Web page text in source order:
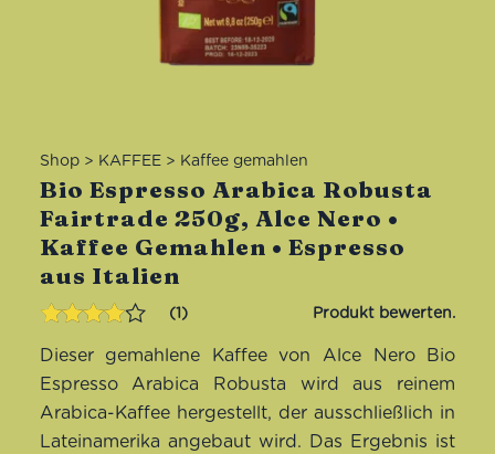
Shop> KAFFEE> Kaffee gemahlen
Bio Espresso Arabica Robusta
Fairtrade 250g, Alce Nero •
Kaffee Gemahlen • Espresso
aus Italien
mit4.00
von 5,
basierend
auf
Kundenbewertung
1
Dieser gemahlene Kaffee von Alce Nero Bio
Espresso Arabica Robusta wird aus reinem
Arabica-Kaffee hergestellt, der ausschließlich in
Lateinamerika angebaut wird. Das Ergebnis ist